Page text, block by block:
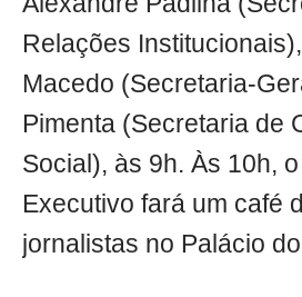
Relações
Macedo (Secretaria-
Pimenta (Secretaria de
Social), às 9h. Às 10h,
Executivo fará um café
jornalistas no Palácio